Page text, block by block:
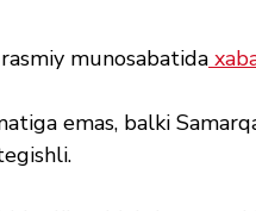
munosabatida
emas, balki